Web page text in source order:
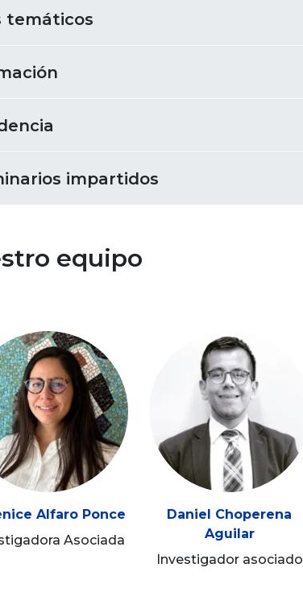
temáticos
impartidos
equipo
Alfaro Ponce
Asociada
Daniel Choperena
Aguilar
Investigador asociado